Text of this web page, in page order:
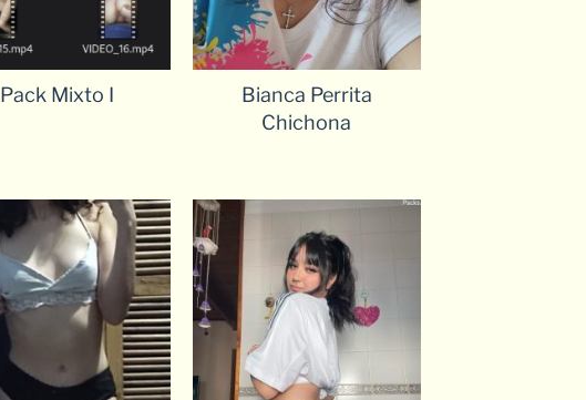
Pack Mixto I
Bianca Perrita
Chichona